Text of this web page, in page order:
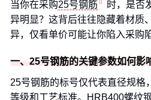
当你在采购25号钢筋
时，是否
异明显？这背后往往隐藏着材质
异，仅看单价可能让你陷入采购
一、25号钢筋的关键参数如何影
25号钢筋的标号仅代表直径规格
等级和工艺标准。
HRB400螺纹钢